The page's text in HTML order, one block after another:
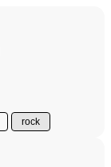
rock